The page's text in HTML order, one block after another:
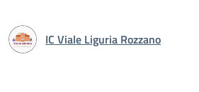
IC Viale Liguria Rozzano